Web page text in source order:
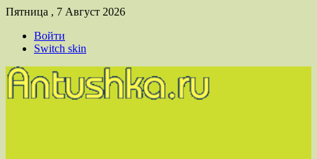
Пятница , 7 Август 2026
Войти
Switch skin